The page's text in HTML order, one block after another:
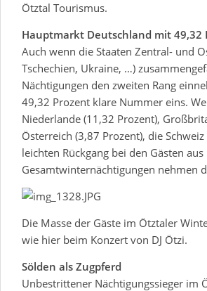
Ötztal Tourismus.
Hauptmarkt Deutschland mit 49,32
Auch wenn die Staaten Zentral- und
Tschechien, Ukraine, …)
Nächtigungen den zweiten Rang
49,32 Prozent klare Nummer eins.
Niederlande (11,32 Prozent),
Österreich (3,87 Prozent), die
leichten Rückgang bei den Gästen
Gesamtwinternächtigungen nehmen
Die Masse der Gäste im Ötztaler
wie hier beim Konzert von DJ Ötzi.
Sölden als Zugpferd
Unbestrittener Nächtigungssieger im